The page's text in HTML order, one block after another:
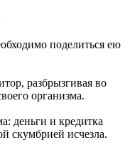
поделиться ею
разбрызгивая во
организма.
деньги и кредитка
скумбрией исчезла.